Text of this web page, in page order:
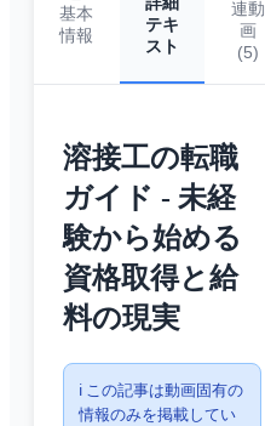
基本
情報
テキ
スト
連動
画
(5)
溶接工の転職
ガイド - 未経
験から始める
資格取得と給
料の現実
ℹ️ この記事は動画固有の
情報のみを掲載してい